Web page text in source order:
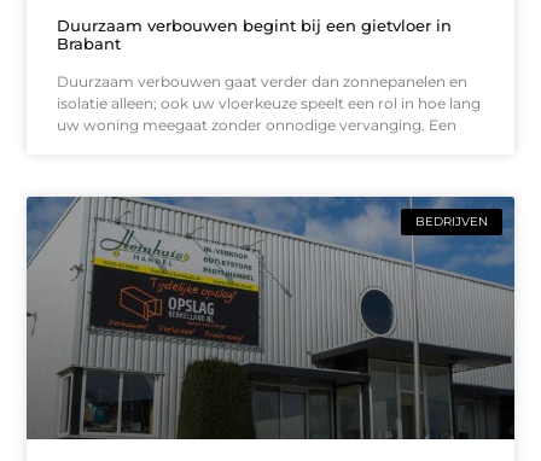
Duurzaam verbouwen begint bij een gietvloer in
Brabant
Duurzaam verbouwen gaat verder dan zonnepanelen en
isolatie alleen; ook uw vloerkeuze speelt een rol in hoe lang
uw woning meegaat zonder onnodige vervanging. Een
BEDRIJVEN